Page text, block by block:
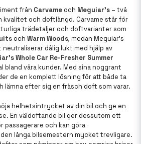
från Carvame och Meguiar’s – två
kvalitet och doftlängd. Carvame står för
trädetaljer och doftvarianter som
och Warm Woods, medan Meguiar’s
dålig lukt med hjälp av
Whole Car Re-Fresher Summer
bland våra kunder. Med sina noggrant
de en komplett lösning för att både ta
lämna efter sig en fräsch doft som varar.
helhetsintrycket av din bil och ge en
En väldoftande bil ger dessutom ett
och kan göra
långa bilsemestern mycket trevligare.